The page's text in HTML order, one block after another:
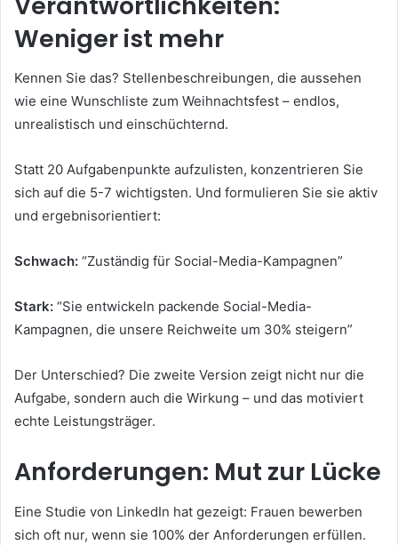
Weniger ist mehr
Kennen Sie das? Stellenbeschreibungen, die aussehen
wie eine Wunschliste zum Weihnachtsfest – endlos,
unrealistisch und einschüchternd.
Statt 20 Aufgabenpunkte aufzulisten, konzentrieren Sie
sich auf die 5-7 wichtigsten. Und formulieren Sie sie aktiv
und ergebnisorientiert:
Schwach: “Zuständig für Social-Media-Kampagnen”
Stark: “Sie entwickeln packende Social-Media-
Kampagnen, die unsere Reichweite um 30% steigern”
Der Unterschied? Die zweite Version zeigt nicht nur die
Aufgabe, sondern auch die Wirkung – und das motiviert
echte Leistungsträger.
Anforderungen: Mut zur Lücke
Eine Studie von LinkedIn hat gezeigt: Frauen bewerben
sich oft nur, wenn sie 100% der Anforderungen erfüllen.